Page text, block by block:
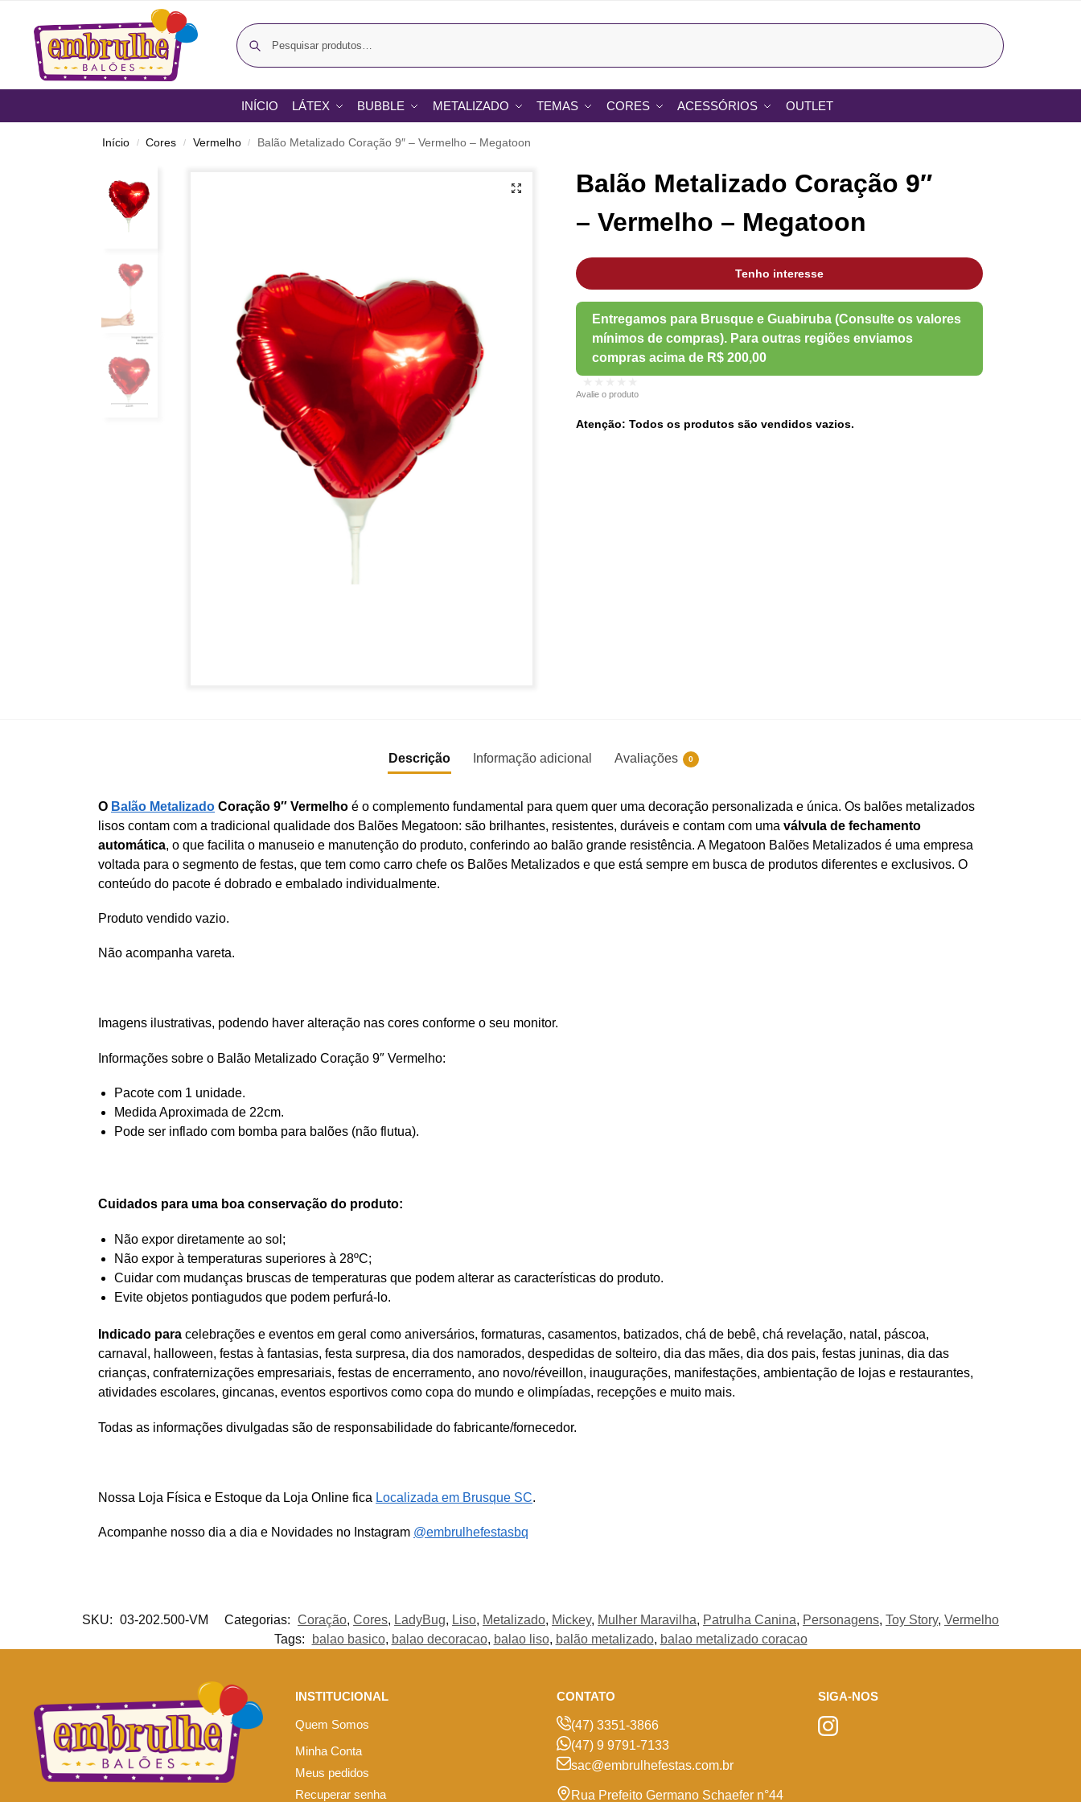
Pesquisar
INÍCIO LÁTEX BUBBLE METALIZADO TEMAS CORES ACESSÓRIOS OUTLET
Início / Cores / Vermelho / Balão Metalizado Coração 9″ – Vermelho – Megatoon
Balão Metalizado Coração 9″
– Vermelho – Megatoon
Tenho interesse
Avalie o produto
Atenção: Todos os produtos são vendidos vazios.
Descrição Informação adicional Avaliações 0
O Balão Metalizado Coração 9″ Vermelhoé o complemento fundamental para quem quer uma decoração personalizada e única. Os balões metalizados
lisos contam com a tradicional qualidade dos Balões Megatoon: são brilhantes, resistentes, duráveis e contam com umaválvula de fechamento
automática, o que facilita o manuseio e manutenção do produto, conferindo ao balão grande resistência. A Megatoon Balões Metalizados é uma empresa
voltada para o segmento de festas, que tem como carro chefe os Balões Metalizados e que está sempre em busca de produtos diferentes e exclusivos. O
conteúdo do pacote é dobrado e embalado individualmente.
Produto vendido vazio.
Não acompanha vareta.
Imagens ilustrativas, podendo haver alteração nas cores conforme o seu monitor.
Informações sobre o Balão Metalizado Coração 9″ Vermelho:
Pacote com 1 unidade.
Medida Aproximada de 22cm.
Pode ser inflado com bomba para balões (não flutua).
Cuidados para uma boa conservação do produto:
Não expor diretamente ao sol;
Não expor à temperaturas superiores à 28ºC;
Cuidar com mudanças bruscas de temperaturas que podem alterar as características do produto.
Evite objetos pontiagudos que podem perfurá-lo.
Indicado para celebrações e eventos em geral como aniversários, formaturas, casamentos, batizados, chá de bebê, chá revelação, natal, páscoa,
carnaval, halloween, festas à fantasias, festa surpresa, dia dos namorados, despedidas de solteiro, dia das mães, dia dos pais, festas juninas, dia das
crianças, confraternizações empresariais, festas de encerramento, ano novo/réveillon, inaugurações, manifestações, ambientação de lojas e restaurantes,
atividades escolares, gincanas, eventos esportivos como copa do mundo e olimpíadas, recepções e muito mais.
Todas as informações divulgadas são de responsabilidade do fabricante/fornecedor.
Nossa Loja Física e Estoque da Loja Online fica Localizada em Brusque SC.
Acompanhe nosso dia a dia e Novidades no Instagram @embrulhefestasbq
SKU: 03-202.500-VM Categorias: Coração, Cores, LadyBug, Liso, Metalizado, Mickey, Mulher Maravilha, Patrulha Canina, Personagens, Toy Story, Vermelho
Tags:
balao basico, balao decoracao, balao liso, balão metalizado, balao metalizado coracao
INSTITUCIONAL
Quem Somos
Minha Conta
Meus pedidos
Recuperar senha
CONTATO
(47) 3351-3866
(47) 9 9791-7133
sac@embrulhefestas.com.br
Rua Prefeito Germano Schaefer n°44
SIGA-NOS